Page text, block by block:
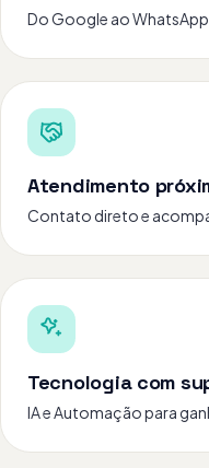
Do Google ao
Atendimento
Contato direto e
Tecnologia com
IA e Automação para